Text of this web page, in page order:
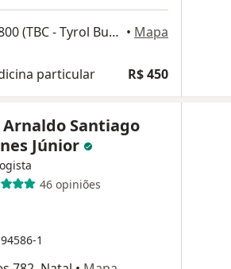
Av. Rodrigues Alves, 800 (TBC - Tyrol Business Center -Sobreloja 06), Natal • Mapa
particular R$ 450
Arnaldo Santiago
Júnior
46 opiniões
1